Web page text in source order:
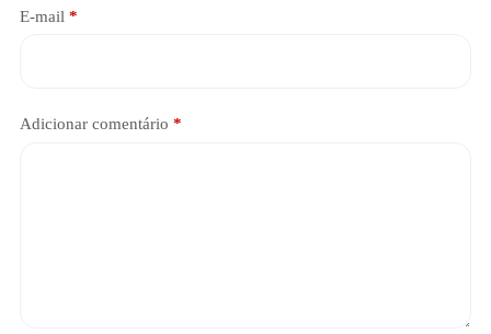
E-mail *
Adicionar comentário *